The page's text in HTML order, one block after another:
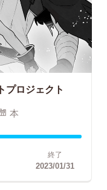
プロジェクト
本
終了
2023/01/31